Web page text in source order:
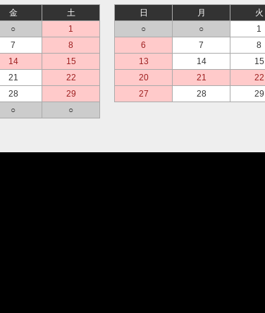
金
土
○
1
7
8
14
15
21
22
28
29
○ ○
日 月 火
○
○ 1
6
7 8
13
14 15
20
21 22
27
28 29